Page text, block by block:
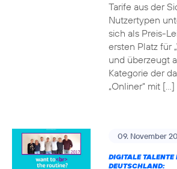
Tarife aus der
Nutzertypen
sich als Preis-
ersten Platz für
und überzeugt
Kategorie der
„Onliner“ mit […]
09. November
DIGITALE TALENTE
DEUTSCHLAND: